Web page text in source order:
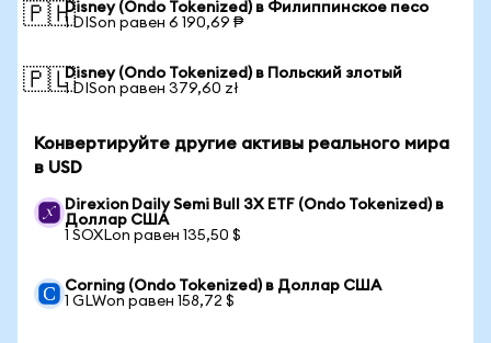
🇵🇭Disney (Ondo Tokenized) в Филиппинское песо
1 DISon равен 6 190,69 ₱
🇵🇱Disney (Ondo Tokenized) в Польский злотый
1 DISon равен 379,60 zł
Конвертируйте другие активы реального мира
в USD
Direxion Daily Semi Bull 3X ETF (Ondo Tokenized) в
Доллар США
1 SOXLon равен 135,50 $
Corning (Ondo Tokenized) в Доллар США
1 GLWon равен 158,72 $